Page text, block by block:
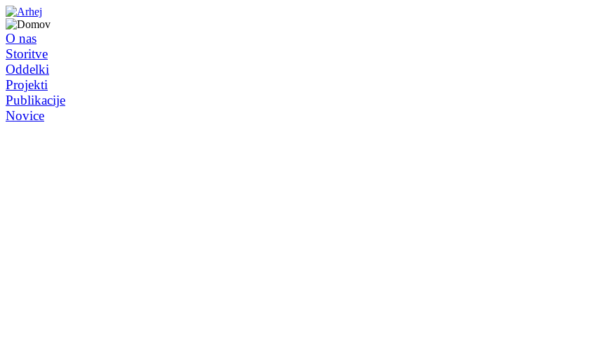
O nas
Storitve
Oddelki
Projekti
Publikacije
Novice